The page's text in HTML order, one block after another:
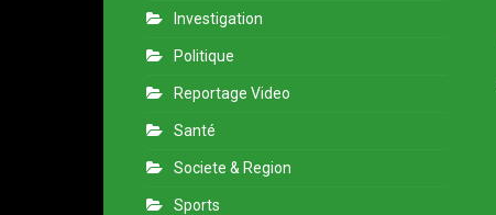
Investigation
Politique
Reportage Video
Santé
Societe & Region
Sports